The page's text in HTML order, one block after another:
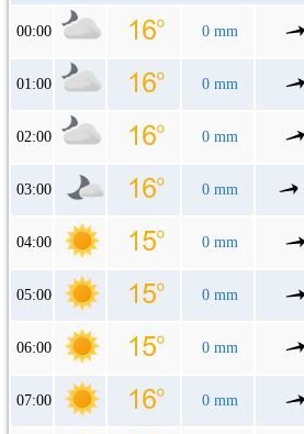
00:00 0 mm
01:00 0 mm
02:00 0 mm
03:00 0 mm
04:00 0 mm
05:00 0 mm
06:00 0 mm
07:00 0 mm